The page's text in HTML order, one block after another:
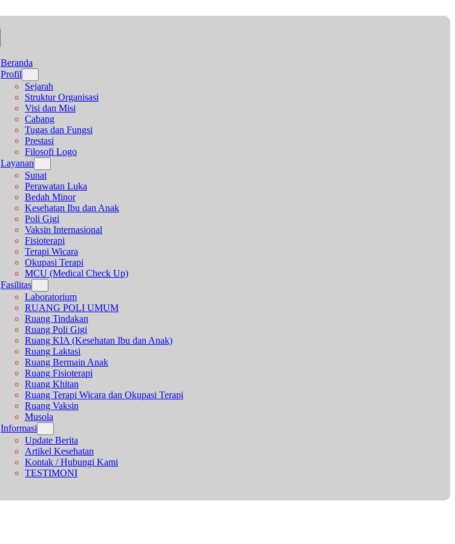
Beranda
Profil
Sejarah
Struktur Organisasi
Visi dan Misi
Cabang
Tugas dan Fungsi
Prestasi
Filosofi Logo
Layanan
Sunat
Perawatan Luka
Bedah Minor
Kesehatan Ibu dan Anak
Poli Gigi
Vaksin Internasional
Fisioterapi
Terapi Wicara
Okupasi Terapi
MCU (Medical Check Up)
Fasilitas
Laboratorium
RUANG POLI UMUM
Ruang Tindakan
Ruang Poli Gigi
Ruang KIA (Kesehatan Ibu dan Anak)
Ruang Laktasi
Ruang Bermain Anak
Ruang Fisioterapi
Ruang Khitan
Ruang Terapi Wicara dan Okupasi Terapi
Ruang Vaksin
Musola
Informasi
Update Berita
Artikel Kesehatan
Kontak / Hubungi Kami
TESTIMONI